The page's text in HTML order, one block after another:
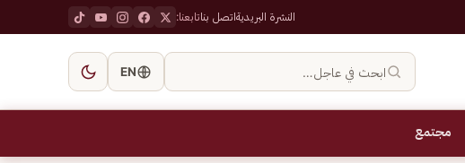
النشرة البريديةاتصل بناتابعنا:
ابحث في عاجل… EN
مجتمع